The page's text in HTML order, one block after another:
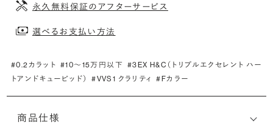
永久無料保証のアフターサービス
選べるお支払い方法
#0.2カラット #10〜15万円以下 #3EX H&C（トリプルエクセレント ハー
トアンドキューピッド）
#VVS1 クラリティ #Fカラー
商品仕様